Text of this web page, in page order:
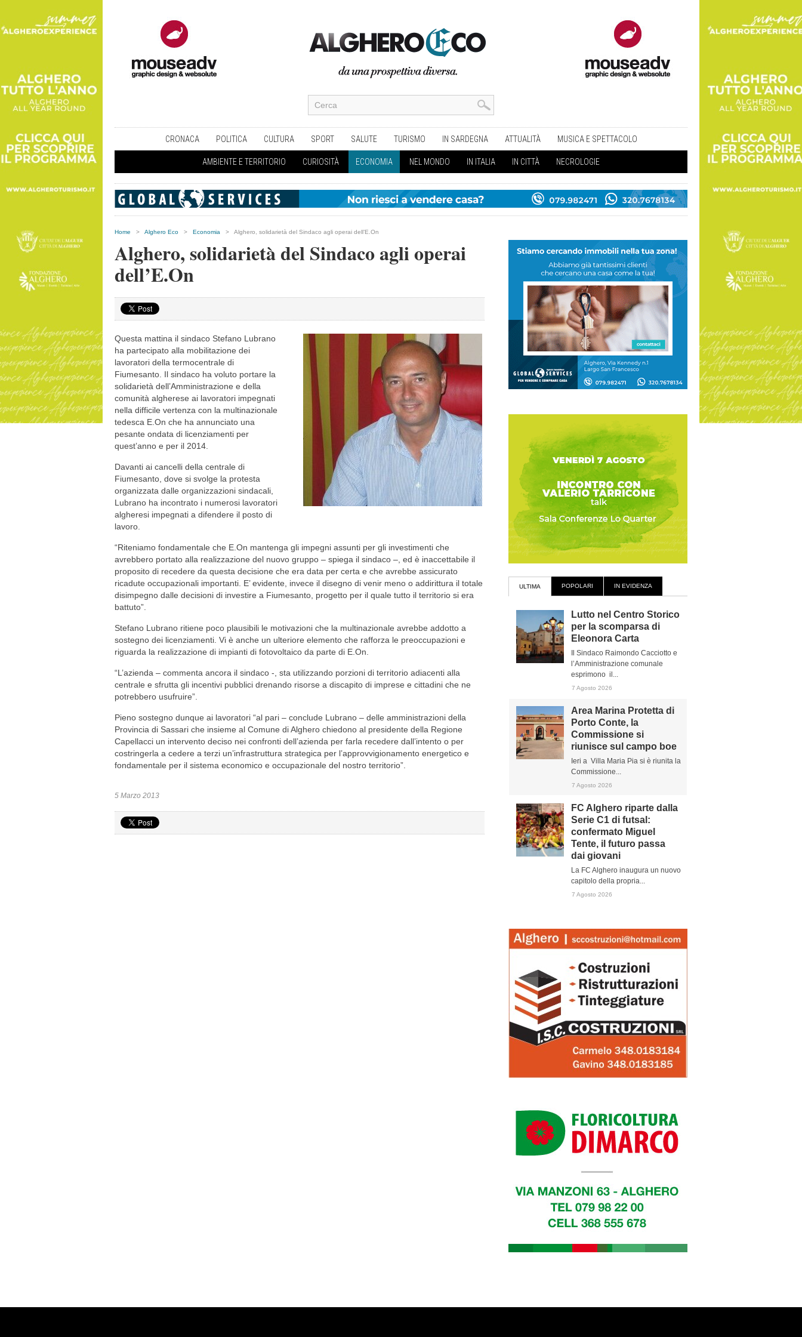
CRONACA POLITICA CULTURA SPORT SALUTE TURISMO IN SARDEGNA ATTUALITÀ MUSICA E SPETTACOLO
AMBIENTE E TERRITORIO CURIOSITÀ ECONOMIA NEL MONDO IN ITALIA IN CITTÀ NECROLOGIE
Home > Alghero Eco > Economia > Alghero, solidarietà del Sindaco agli operai dell’E.On
Alghero, solidarietà del Sindaco agli operai
dell’E.On
Questa mattina il sindaco Stefano Lubrano
ha partecipato alla mobilitazione dei
lavoratori della termocentrale di
Fiumesanto. Il sindaco ha voluto portare la
solidarietà dell’Amministrazione e della
comunità algherese ai lavoratori impegnati
nella difficile vertenza con la multinazionale
tedesca E.On che ha annunciato una
pesante ondata di licenziamenti per
quest’anno e per il 2014.
Davanti ai cancelli della centrale di
Fiumesanto, dove si svolge la protesta
organizzata dalle organizzazioni sindacali,
Lubrano ha incontrato i numerosi lavoratori
algheresi impegnati a difendere il posto di
lavoro.
“Riteniamo fondamentale che E.On mantenga gli impegni assunti per gli investimenti che
avrebbero portato alla realizzazione del nuovo gruppo – spiega il sindaco –, ed è inaccettabile il
proposito di recedere da questa decisione che era data per certa e che avrebbe assicurato
ricadute occupazionali importanti. E’ evidente, invece il disegno di venir meno o addirittura il totale
disimpegno dalle decisioni di investire a Fiumesanto, progetto per il quale tutto il territorio si era
battuto”.
Stefano Lubrano ritiene poco plausibili le motivazioni che la multinazionale avrebbe addotto a
sostegno dei licenziamenti. Vi è anche un ulteriore elemento che rafforza le preoccupazioni e
riguarda la realizzazione di impianti di fotovoltaico da parte di E.On.
“L’azienda – commenta ancora il sindaco -, sta utilizzando porzioni di territorio adiacenti alla
centrale e sfrutta gli incentivi pubblici drenando risorse a discapito di imprese e cittadini che ne
potrebbero usufruire”.
Pieno sostegno dunque ai lavoratori “al pari – conclude Lubrano – delle amministrazioni della
Provincia di Sassari che insieme al Comune di Alghero chiedono al presidente della Regione
Capellacci un intervento deciso nei confronti dell’azienda per farla recedere dall’intento o per
costringerla a cedere a terzi un’infrastruttura strategica per l’approvvigionamento energetico e
fondamentale per il sistema economico e occupazionale del nostro territorio”.
5 Marzo 2013
ULTIMA POPOLARI IN EVIDENZA
Lutto nel Centro Storico
per la scomparsa di
Eleonora Carta
Il Sindaco Raimondo Cacciotto e
l’Amministrazione comunale
esprimono il...
7 Agosto 2026
Area Marina Protetta di
Porto Conte, la
Commissione si
riunisce sul campo boe
Ieri a Villa Maria Pia si è riunita la
Commissione...
7 Agosto 2026
FC Alghero riparte dalla
Serie C1 di futsal:
confermato Miguel
Tente, il futuro passa
dai giovani
La FC Alghero inaugura un nuovo
capitolo della propria...
7 Agosto 2026